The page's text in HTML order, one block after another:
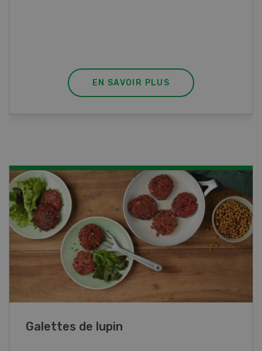
EN SAVOIR PLUS
Rouleaux de printemps